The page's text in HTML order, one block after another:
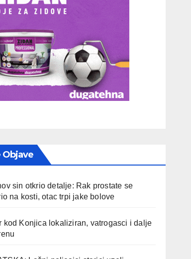
Objave
sin otkrio detalje: Rak prostate se
na kosti, otac trpi jake bolove
kod Konjica lokaliziran, vatrogasci i dalje